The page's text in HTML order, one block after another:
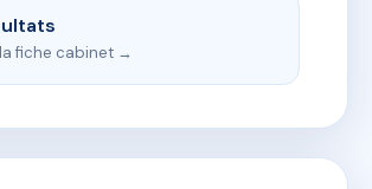
fiche cabinet →